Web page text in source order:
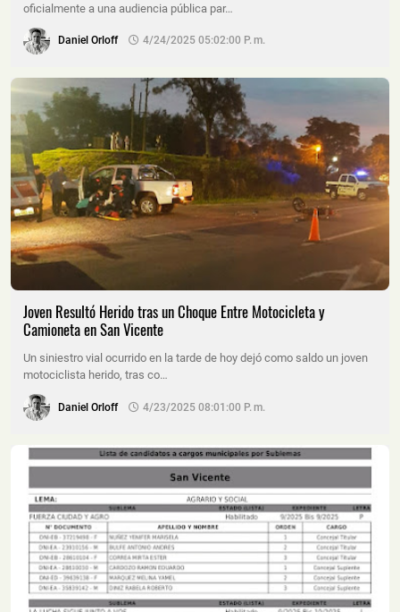
oficialmente a una audiencia pública par…
Daniel Orloff 4/24/2025 05:02:00 P. M.
Joven Resultó Herido tras un Choque Entre Motocicleta y
Camioneta en San Vicente
Un siniestro vial ocurrido en la tarde de hoy dejó como saldo un joven
motociclista herido, tras co…
Daniel Orloff 4/23/2025 08:01:00 P. M.